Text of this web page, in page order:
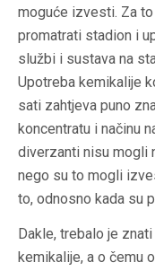
moguće izvesti. Za
promatrati stadion i
službi i sustava na
Upotreba kemikalije
sati zahtjeva puno
koncentratu i načinu
diverzanti nisu mogli
nego su to mogli
to, odnosno kada su
Dakle, trebalo je
kemikalije, a o čemu